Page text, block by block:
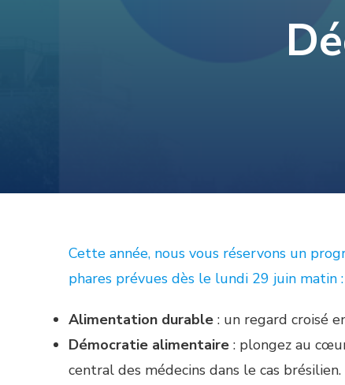
Cette année, nous vous réservons un
phares prévues dès le lundi 29 juin matin :
Alimentation durable : un regard croisé
Démocratie alimentaire : plongez au
central des médecins dans le cas brésilien.